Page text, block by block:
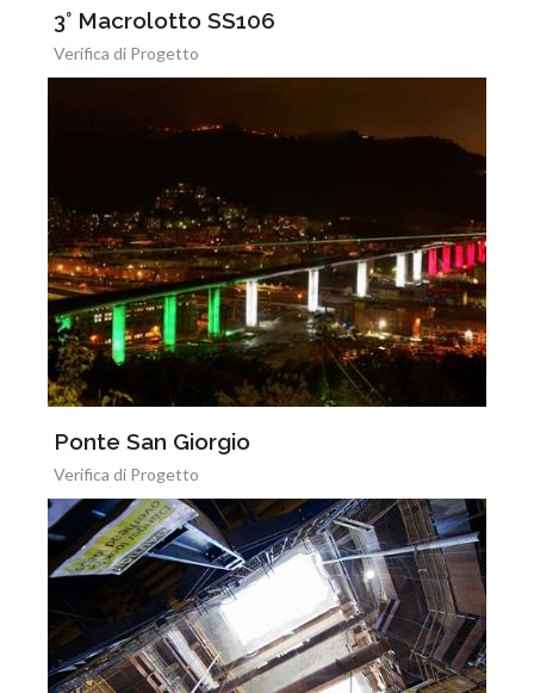
3° Macrolotto SS106
Verifica di Progetto
Ponte San Giorgio
Verifica di Progetto